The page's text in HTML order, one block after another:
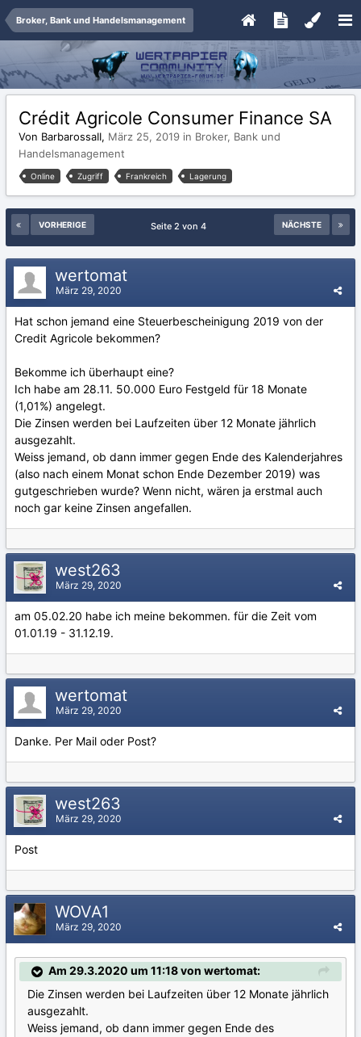
Broker, Bank und Handelsmanagement
Crédit Agricole Consumer Finance SA
Von BarbarossaII, März 25, 2019 in Broker, Bank und
Handelsmanagement
Online Zugriff Frankreich Lagerung
VORHERIGE NÄCHSTE
Seite 2 von 4
wertomat
März 29, 2020
Hat schon jemand eine Steuerbescheinigung 2019 von der
Credit Agricole bekommen?
Bekomme ich überhaupt eine?
Ich habe am 28.11. 50.000 Euro Festgeld für 18 Monate
(1,01%) angelegt.
Die Zinsen werden bei Laufzeiten über 12 Monate jährlich
ausgezahlt.
Weiss jemand, ob dann immer gegen Ende des Kalenderjahres
(also nach einem Monat schon Ende Dezember 2019) was
gutgeschrieben wurde? Wenn nicht, wären ja erstmal auch
noch gar keine Zinsen angefallen.
west263
März 29, 2020
am 05.02.20 habe ich meine bekommen. für die Zeit vom
01.01.19 - 31.12.19.
wertomat
März 29, 2020
Danke. Per Mail oder Post?
west263
März 29, 2020
Post
WOVA1
März 29, 2020
Am 29.3.2020 um 11:18 von wertomat:
Die Zinsen werden bei Laufzeiten über 12 Monate jährlich
ausgezahlt.
Weiss jemand, ob dann immer gegen Ende des